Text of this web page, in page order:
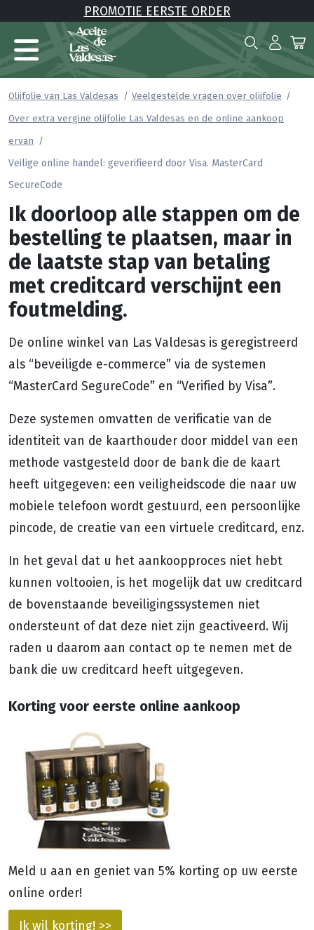
PROMOTIE EERSTE ORDER
Olijfolie van Las Valdesas
Veelgestelde vragen over olijfolie
Over extra vergine olijfolie Las Valdesas en de online aankoop
ervan
Veilige online handel: geverifieerd door Visa. MasterCard
SecureCode
Korting voor eerste online aankoop
Meld u aan en geniet van 5% korting op uw eerste
online order!
Ik wil korting! >>
Ik doorloop alle stappen om de
bestelling te plaatsen, maar in
de laatste stap van betaling
met creditcard verschijnt een
foutmelding.
De online winkel van Las Valdesas is geregistreerd
als “beveiligde e-commerce” via de systemen
“MasterCard SegureCode” en “Verified by Visa”.
Deze systemen omvatten de verificatie van de
identiteit van de kaarthouder door middel van een
methode vastgesteld door de bank die de kaart
heeft uitgegeven: een veiligheidscode die naar uw
mobiele telefoon wordt gestuurd, een persoonlijke
pincode, de creatie van een virtuele creditcard, enz.
In het geval dat u het aankoopproces niet hebt
kunnen voltooien, is het mogelijk dat uw creditcard
de bovenstaande beveiligingssystemen niet
ondersteunt of dat deze niet zijn geactiveerd. Wij
raden u daarom aan contact op te nemen met de
bank die uw creditcard heeft uitgegeven.